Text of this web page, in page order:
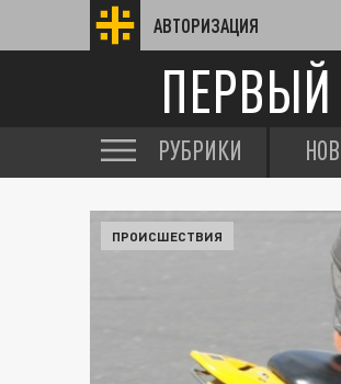
АВТОРИЗАЦИЯ
РУБРИКИ
ПРОИСШЕСТВИЯ